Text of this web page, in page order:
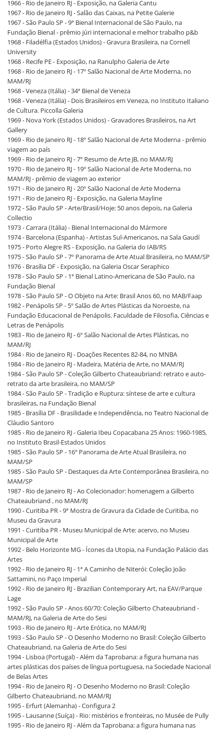
1966 - Rio de Janeiro RJ - Exposição, na Galeria Cantu
1967 - Rio de Janeiro RJ - Salão das Caixas, na Petite Galerie
1967 - São Paulo SP - 9ª Bienal Internacional de São Paulo, na
Fundação Bienal - prêmio júri internacional e melhor trabalho p&b
1968 - Filadélfia (Estados Unidos) - Gravura Brasileira, na Cornell
University
1968 - Recife PE - Exposição, na Ranulpho Galeria de Arte
1968 - Rio de Janeiro RJ - 17º Salão Nacional de Arte Moderna, no
MAM/RJ
1968 - Veneza (Itália) - 34ª Bienal de Veneza
1968 - Veneza (Itália) - Dois Brasileiros em Veneza, no Instituto Italiano
de Cultura. Piccolla Galeria
1969 - Nova York (Estados Unidos) - Gravadores Brasileiros, na Art
Gallery
1969 - Rio de Janeiro RJ - 18º Salão Nacional de Arte Moderna - prêmio
viagem ao país
1969 - Rio de Janeiro RJ - 7º Resumo de Arte JB, no MAM/RJ
1970 - Rio de Janeiro RJ - 19º Salão Nacional de Arte Moderna, no
MAM/RJ - prêmio de viagem ao exterior
1971 - Rio de Janeiro RJ - 20º Salão Nacional de Arte Moderna
1971 - Rio de Janeiro RJ - Exposição, na Galeria Mayline
1972 - São Paulo SP - Arte/Brasil/Hoje: 50 anos depois, na Galeria
Collectio
1973 - Carrara (Itália) - Bienal Internacional do Mármore
1974 - Barcelona (Espanha) - Artistas Sul-Americanos, na Sala Gaudí
1975 - Porto Alegre RS - Exposição, na Galeria do IAB/RS
1975 - São Paulo SP - 7º Panorama de Arte Atual Brasileira, no MAM/SP
1976 - Brasília DF - Exposição, na Galeria Oscar Seraphico
1978 - São Paulo SP - 1ª Bienal Latino-Americana de São Paulo, na
Fundação Bienal
1978 - São Paulo SP - O Objeto na Arte: Brasil Anos 60, no MAB/Faap
1982 - Penápolis SP - 5º Salão de Artes Plásticas da Noroeste, na
Fundação Educacional de Penápolis. Faculdade de Filosofia, Ciências e
Letras de Penápolis
1983 - Rio de Janeiro RJ - 6º Salão Nacional de Artes Plásticas, no
MAM/RJ
1984 - Rio de Janeiro RJ - Doações Recentes 82-84, no MNBA
1984 - Rio de Janeiro RJ - Madeira, Matéria de Arte, no MAM/RJ
1984 - São Paulo SP - Coleção Gilberto Chateaubriand: retrato e auto-
retrato da arte brasileira, no MAM/SP
1984 - São Paulo SP - Tradição e Ruptura: síntese de arte e cultura
brasileiras, na Fundação Bienal
1985 - Brasília DF - Brasilidade e Independência, no Teatro Nacional de
Cláudio Santoro
1985 - Rio de Janeiro RJ - Galeria Ibeu Copacabana 25 Anos: 1960-1985,
no Instituto Brasil-Estados Unidos
1985 - São Paulo SP - 16º Panorama de Arte Atual Brasileira, no
MAM/SP
1985 - São Paulo SP - Destaques da Arte Contemporânea Brasileira, no
MAM/SP
1987 - Rio de Janeiro RJ - Ao Colecionador: homenagem a Gilberto
Chateaubriand , no MAM/RJ
1990 - Curitiba PR - 9ª Mostra de Gravura da Cidade de Curitiba, no
Museu da Gravura
1991 - Curitiba PR - Museu Municipal de Arte: acervo, no Museu
Municipal de Arte
1992 - Belo Horizonte MG - Ícones da Utopia, na Fundação Palácio das
Artes
1992 - Rio de Janeiro RJ - 1ª A Caminho de Niterói: Coleção João
Sattamini, no Paço Imperial
1992 - Rio de Janeiro RJ - Brazilian Contemporary Art, na EAV/Parque
Lage
1992 - São Paulo SP - Anos 60/70: Coleção Gilberto Chateaubriand -
MAM/RJ, na Galeria de Arte do Sesi
1993 - Rio de Janeiro RJ - Arte Erótica, no MAM/RJ
1993 - São Paulo SP - O Desenho Moderno no Brasil: Coleção Gilberto
Chateaubriand, na Galeria de Arte do Sesi
1994 - Lisboa (Portugal) - Além da Taprobana: a figura humana nas
artes plásticas dos países de língua portuguesa, na Sociedade Nacional
de Belas Artes
1994 - Rio de Janeiro RJ - O Desenho Moderno no Brasil: Coleção
Gilberto Chateaubriand, no MAM/RJ
1995 - Erfurt (Alemanha) - Configura 2
1995 - Lausanne (Suíça) - Rio: mistérios e fronteiras, no Musée de Pully
1995 - Rio de Janeiro RJ - Além da Taprobana: a figura humana nas